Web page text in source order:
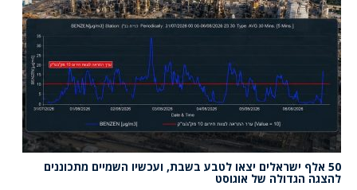
50 אלף ישראלים יצאו לטבע בשבת, ועכשיו השמיים מתכוננים
להצגה הגדולה של אוגוסט